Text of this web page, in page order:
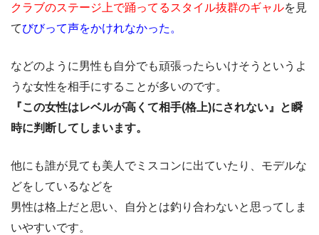
クラブのステージ上で踊ってるスタイル抜群のギャルを見
てびびって声をかけれなかった。
などのように男性も自分でも頑張ったらいけそうというよ
うな女性を相手にすることが多いのです。
『この女性はレベルが高くて相手(格上)にされない』と瞬
時に判断してしまいます。
他にも誰が見ても美人でミスコンに出ていたり、モデルな
どをしているなどを
男性は格上だと思い、自分とは釣り合わないと思ってしま
いやすいです。